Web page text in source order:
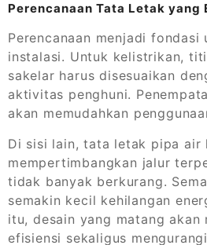
Perencanaan Tata Letak yang
Perencanaan menjadi fondasi
instalasi. Untuk kelistrikan,
sakelar harus disesuaikan
aktivitas penghuni.
akan memudahkan
Di sisi lain, tata letak pipa air
mempertimbangkan jalur
tidak banyak berkurang.
semakin kecil kehilangan
itu, desain yang matang akan
efisiensi sekaligus